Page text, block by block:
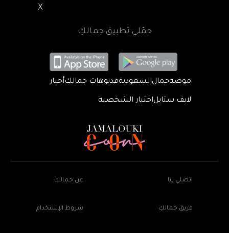
X
حمّلي تطبيق جمالكِ
موضةجمالالسعوديةفديوهات جمالكأخبار
لايف ستايلاختبار الشخصية
اتصلي بنا عن جمالكِ
فريق جمالكِ شروط الإستخدام